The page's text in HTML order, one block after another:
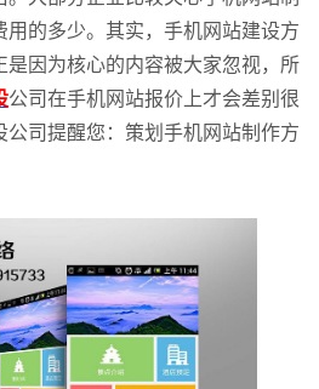
的多少。其实，手机网站建设方
是因为核心的内容被大家忽视，所
公司在手机网站报价上才会差别很
公司提醒您：策划手机网站制作方
司名称 您的称呼